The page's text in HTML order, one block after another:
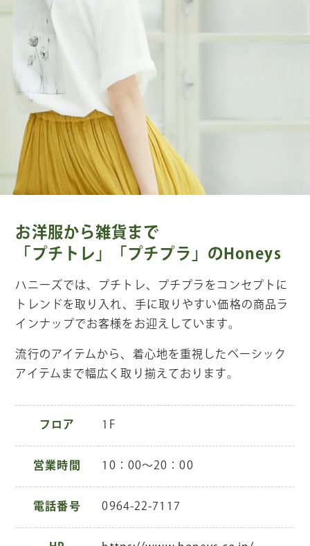
お洋服から雑貨まで
「プチトレ」「プチプラ」のHoneys
ハニーズでは、プチトレ、プチプラをコンセプトに
トレンドを取り入れ、手に取りやすい価格の商品ラ
インナップでお客様をお迎えしています。
流行のアイテムから、着心地を重視したベーシック
アイテムまで幅広く取り揃えております。
フロア 1F
営業時間 10：00～20：00
電話番号 0964-22-7117